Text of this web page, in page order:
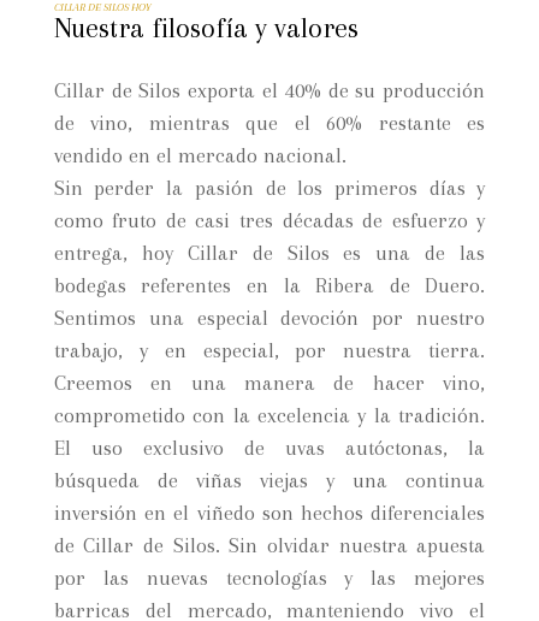
CILLAR DE SILOS HOY
Nuestra filosofía y valores
Cillar de Silos exporta el 40% de su producción
de vino, mientras que el 60% restante es
vendido en el mercado nacional.
Sin perder la pasión de los primeros días y
como fruto de casi tres décadas de esfuerzo y
entrega, hoy Cillar de Silos es una de las
bodegas referentes en la Ribera de Duero.
Sentimos una especial devoción por nuestro
trabajo, y en especial, por nuestra tierra.
Creemos en una manera de hacer vino,
comprometido con la excelencia y la tradición.
El uso exclusivo de uvas autóctonas, la
búsqueda de viñas viejas y una continua
inversión en el viñedo son hechos diferenciales
de Cillar de Silos. Sin olvidar nuestra apuesta
por las nuevas tecnologías y las mejores
barricas del mercado, manteniendo vivo el